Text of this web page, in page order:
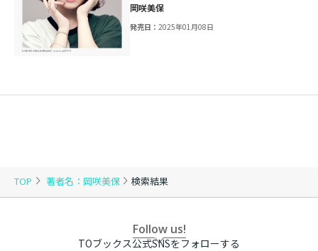
TOP 著者名：岡咲美保 検索結果
岡咲美保
発売日：2025年01月08日
Follow us!
TOブックス公式SNSをフォローする